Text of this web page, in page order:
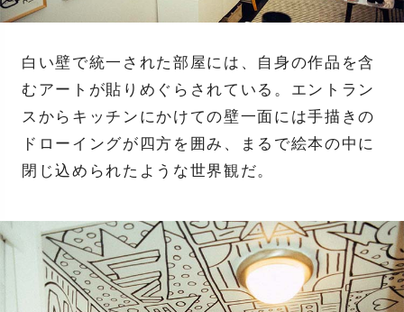
白い壁で統一された部屋には、自身の作品を含
むアートが貼りめぐらされている。エントラン
スからキッチンにかけての壁一面には手描きの
ドローイングが四方を囲み、まるで絵本の中に
閉じ込められたような世界観だ。